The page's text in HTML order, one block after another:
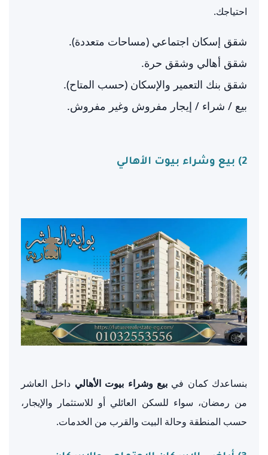
احتياجك.
شقق إسكان اجتماعي (مساحات متعددة).
شقق أهالي وشقق حرة.
شقق بنك التعمير والإسكان (حسب المتاح).
بيع / شراء / إيجار مفروش وغير مفروش.
2) بيع وشراء بيوت الأهالي
بنساعدك كمان فيبيع وشراء بيوت الأهالي داخل العاشر
من رمضان، سواء للسكن العائلي أو للاستثمار والإيجار،
حسب المنطقة وحالة البيت والقرب من الخدمات.